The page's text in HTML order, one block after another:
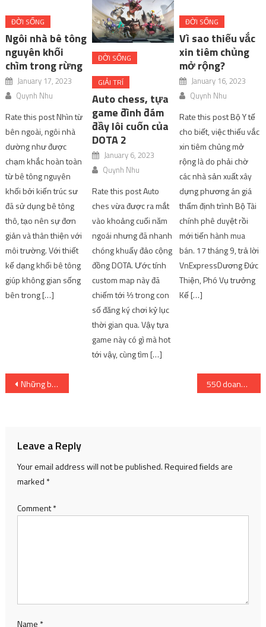
ĐỜI SỐNG
Ngôi nhà bê tông
nguyên khối
chìm trong rừng
January 17, 2023
Quynh Nhu
Rate this post Nhìn từ
bên ngoài, ngôi nhà
dường như được
chạm khắc hoàn toàn
từ bê tông nguyên
khối bởi kiến ​​trúc sư
đã sử dụng bê tông
thô, tạo nên sự đơn
giản và thân thiện với
môi trường. Với thiết
kế dạng khối bê tông
giúp không gian sống
bên trong […]
ĐỜI SỐNG
GIẢI TRÍ
Auto chess, tựa
game đình đám
đầy lôi cuốn của
DOTA 2
January 6, 2023
Quynh Nhu
Rate this post Auto
ches vừa được ra mắt
vào khoảng cuối năm
ngoái nhưng đã nhanh
chóng khuấy đảo cộng
đồng DOTA. Ước tính
custom map này đã
chiếm tới ⅓ trong con
số đăng ký chơi kỷ lục
thời gian qua. Vậy tựa
game này có gì mà hot
tới vậy, cùng tìm […]
ĐỜI SỐNG
Vì sao thiếu vắc
xin tiêm chủng
mở rộng?
January 16, 2023
Quynh Nhu
Rate this post Bộ Y tế
cho biết, việc thiếu vắc
xin tiêm chủng mở
rộng là do phải chờ
các nhà sản xuất xây
dựng phương án giá
thẩm định trình Bộ Tài
chính phê duyệt rồi
mới tiến hành mua
bán. 17 tháng 9, trả lời
VnExpressDương Đức
Thiện, Phó Vụ trưởng
Kế […]
Post
Những bài hát hay nhất của Bảo Thy đã đi qua hàng thập kỷ 550 doanh nhân, nhà đầu tư sẽ tham dự Diễn đàn thanh niên khởi nghiệp quốc gia
Leave a Reply
Your email address will not be published.Required fields are
marked *
Comment*
Name *